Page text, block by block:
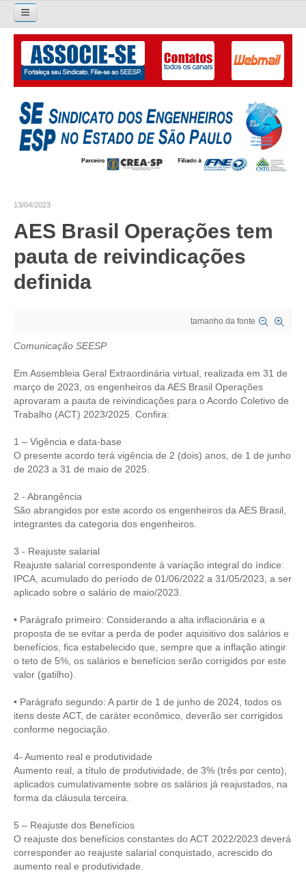
Pesquisar...
O SINDICATO
APRESENTAÇÃO
PALAVRA DO PRESIDENTE
SUBSEDES SINDICAIS
GALERIA EX-PRESIDENTES
HISTÓRICO E ATUAÇÃO
COMPOSIÇÃO
CONSELHOS ASSESSORES
PERSONALIDADES DA TECNOLOGIA
NÚCLEO DA MULHER ENGENHEIRA
TRANSPARÊNCIA
JURÍDICO
CONSULTORIA
CONTRIBUIÇÕES
CONTRIBUIÇÃO ASSISTENCIAL
CONTRIBUIÇÃO SINDICAL URBANA
FGTS EXPURGOS
LEGISLAÇÃO
LEI 4.950-A/1966 – PISO SALARIAL
13/04/2023
AES Brasil Operações tem
pauta de reivindicações
definida
tamanho da fonte
Comunicação SEESP
Em Assembleia Geral Extraordinária virtual, realizada em 31 de
março de 2023, os engenheiros da AES Brasil Operações
aprovaram a pauta de reivindicações para o Acordo Coletivo de
Trabalho (ACT) 2023/2025. Confira:
1 – Vigência e data-base
O presente acordo terá vigência de 2 (dois) anos, de 1 de junho
de 2023 a 31 de maio de 2025.
2 - Abrangência
São abrangidos por este acordo os engenheiros da AES Brasil,
integrantes da categoria dos engenheiros.
3 - Reajuste salarial
Reajuste salarial correspondente à variação integral do índice:
IPCA, acumulado do período de 01/06/2022 a 31/05/2023, a ser
aplicado sobre o salário de maio/2023.
• Parágrafo primeiro: Considerando a alta inflacionária e a
proposta de se evitar a perda de poder aquisitivo dos salários e
benefícios, fica estabelecido que, sempre que a inflação atingir
o teto de 5%, os salários e benefícios serão corrigidos por este
valor (gatilho).
• Parágrafo segundo: A partir de 1 de junho de 2024, todos os
itens deste ACT, de caráter econômico, deverão ser corrigidos
conforme negociação.
4- Aumento real e produtividade
Aumento real, a título de produtividade, de 3% (três por cento),
aplicados cumulativamente sobre os salários já reajustados, na
forma da cláusula terceira.
5 – Reajuste dos Benefícios
O reajuste dos benefícios constantes do ACT 2022/2023 deverá
corresponder ao reajuste salarial conquistado, acrescido do
aumento real e produtividade.